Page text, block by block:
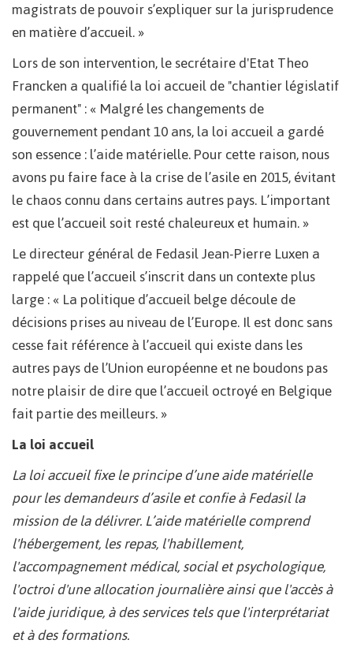
magistrats de pouvoir s’expliquer sur la jurisprudence
en matière d’accueil. »
Lors de son intervention, le secrétaire d'Etat Theo
Francken a qualifié la loi accueil de "chantier législatif
permanent" : « Malgré les changements de
gouvernement pendant 10 ans, la loi accueil a gardé
son essence : l’aide matérielle. Pour cette raison, nous
avons pu faire face à la crise de l’asile en 2015, évitant
le chaos connu dans certains autres pays. L’important
est que l’accueil soit resté chaleureux et humain. »
Le directeur général de Fedasil Jean-Pierre Luxen a
rappelé que l’accueil s’inscrit dans un contexte plus
large : « La politique d’accueil belge découle de
décisions prises au niveau de l’Europe. Il est donc sans
cesse fait référence à l’accueil qui existe dans les
autres pays de l’Union européenne et ne boudons pas
notre plaisir de dire que l’accueil octroyé en Belgique
fait partie des meilleurs. »
La loi accueil
La loi accueil fixe le principe d’une aide matérielle
pour les demandeurs d’asile et confie à Fedasil la
mission de la délivrer. L’aide matérielle comprend
l'hébergement, les repas, l'habillement,
l'accompagnement médical, social et psychologique,
l'octroi d'une allocation journalière ainsi que l'accès à
l'aide juridique, à des services tels que l'interprétariat
et à des formations.